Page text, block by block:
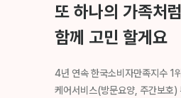
또 하나의 가족처럼
함께 고민 할게요
4년 연속 한국소비자만족지수 1위
케어서비스(방문요양, 주간보호)